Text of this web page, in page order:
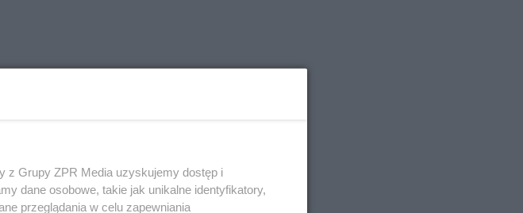
z Grupy ZPR Media uzyskujemy dostęp i
dane osobowe, takie jak unikalne identyfikatory,
przeglądania w celu zapewniania